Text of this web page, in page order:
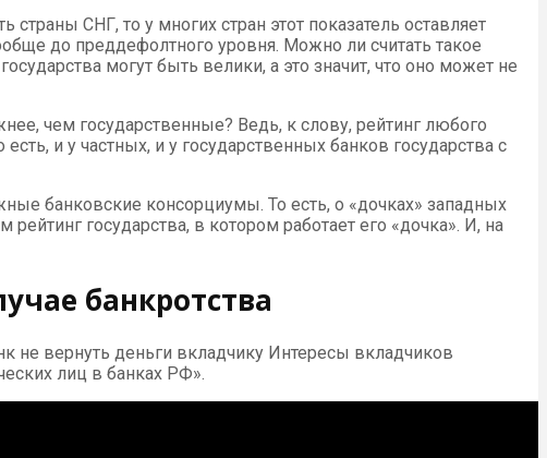
СНГ, то у многих стран этот показатель оставляет
до преддефолтного уровня. Можно ли считать такое
могут быть велики, а это значит, что оно может не
чем государственные? Ведь, к слову, рейтинг любого
и у частных, и у государственных банков государства с
банковские консорциумы. То есть, о «дочках» западных
государства, в котором работает его «дочка». И, на
банкротства
вернуть деньги вкладчику Интересы вкладчиков
лиц в банках РФ».